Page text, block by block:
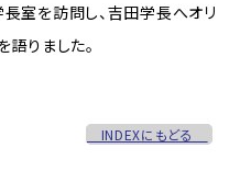
室を訪問し、吉田学長へオリ
りました。
INDEXにもどる